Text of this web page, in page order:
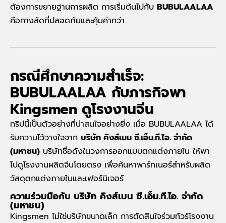
ต้องการขยายฐานการผลิต การเริ่มต้นไปกับ BUBULAALAA
คือทางลัดที่ปลอดภัยและคุ้มค่ากว่า
กรณีศึกษาความสำเร็จ:
BUBULAALAA กับภารกิจพา
Kingsmen ดูโรงงานจีน
ทริปนี้เป็นตัวอย่างที่น่าสนใจอย่างยิ่ง เมื่อ BUBULAALAA ได้
รับความไว้วางใจจาก บริษัท คิงส์เมน ซี.เอ็ม.ที.ไอ. จำกัด
(มหาชน) บริษัทชื่อดังในวงการออกแบบตกแต่งภายใน ให้พา
ไปดูโรงงานผลิตจีนโดยตรง เพื่อค้นหาพาร์ทเนอร์สำหรับผลิต
วัสดุตกแต่งภายในและเฟอร์นิเจอร์
ความร่วมมือกับ บริษัท คิงส์เมน ซี.เอ็ม.ที.ไอ. จำกัด
(มหาชน)
Kingsmen ไม่ใช่บริษัทขนาดเล็ก การตัดสินใจร่วมทัวร์โรงงาน